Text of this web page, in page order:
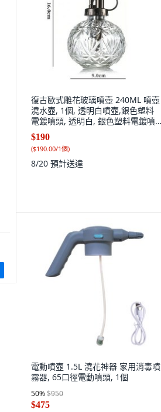
復古歐式雕花玻璃噴壺 240ML 噴壺
澆水壺, 1個, 透明白噴壺,銀色塑料
電鍍噴頭, 透明白, 銀色塑料電鍍噴
頭
$190
($190.00/1個)
8/20 預計送達
電動噴壺 1.5L 澆花神器 家用消毒噴
霧器, 65口徑電動噴頭, 1個
50%$950
$475